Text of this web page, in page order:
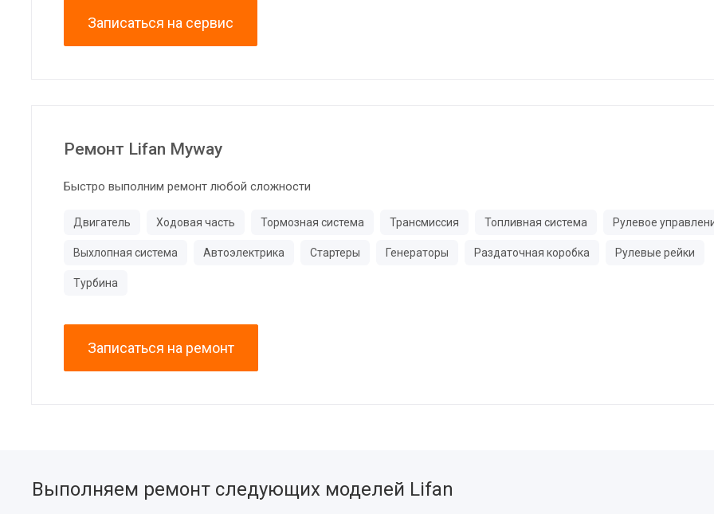
Записаться на сервис
Ремонт Lifan Myway
Быстро выполним ремонт любой сложности
Двигатель Ходовая часть Тормозная система Трансмиссия Топливная система Рулевое
Выхлопная система Автоэлектрика Стартеры Генераторы Раздаточная коробка Рулевые рейки
Турбина
Записаться на ремонт
Выполняем ремонт следующих моделей Lifan